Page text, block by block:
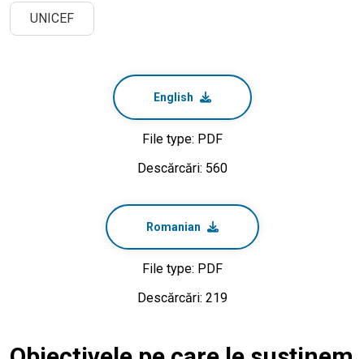
UNICEF
English
File type: PDF
Descărcări: 560
Romanian
File type: PDF
Descărcări: 219